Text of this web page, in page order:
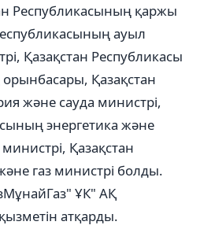
Республикасының қаржы
ауыл
Қазақстан Республикасы
Қазақстан
және сауда министрі,
энергетика және
Қазақстан
газ министрі болды.
ҰК" АҚ
атқарды.